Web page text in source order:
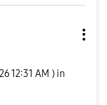
12:31 AM ) in